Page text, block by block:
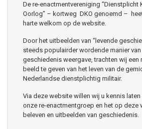
De re-enactmentvereniging “Dienstplicht
Oorlog” – kortweg DKO genoemd –
harte welkom op de website.
Door het uitbeelden van “levende
steeds populairder wordende manier van
geschiedenis weergave, trachten wij een
beeld te geven van het leven van de
Nederlandse dienstplichtig militair.
Via deze website willen wij u kennis
onze re-enactmentgroep en het op deze
beleven en uitbeelden van geschiedenis.